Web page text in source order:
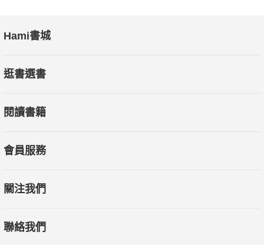
Hami書城
逛書選書
閱讀書籍
會員服務
關注我們
聯絡我們